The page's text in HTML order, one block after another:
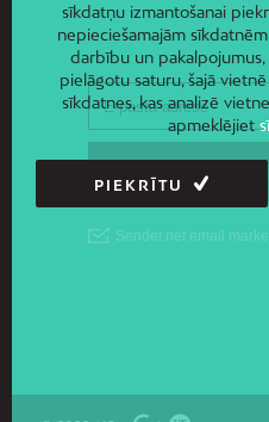
sīkdatņu izmantošanai
nepieciešamajām
darbību un
pielāgotu saturu, šajā
sīkdatnes, kas analizē
apmeklējiet
PIEKRĪTU